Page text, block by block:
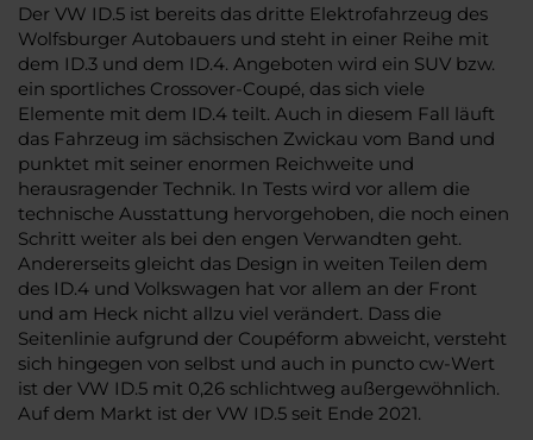
Der VW ID.5 ist bereits das dritte Elektrofahrzeug des
Wolfsburger Autobauers und steht in einer Reihe mit
dem ID.3 und dem ID.4. Angeboten wird ein SUV bzw.
ein sportliches Crossover-Coupé, das sich viele
Elemente mit dem ID.4 teilt. Auch in diesem Fall läuft
das Fahrzeug im sächsischen Zwickau vom Band und
punktet mit seiner enormen Reichweite und
herausragender Technik. In Tests wird vor allem die
technische Ausstattung hervorgehoben, die noch einen
Schritt weiter als bei den engen Verwandten geht.
Andererseits gleicht das Design in weiten Teilen dem
des ID.4 und Volkswagen hat vor allem an der Front
und am Heck nicht allzu viel verändert. Dass die
Seitenlinie aufgrund der Coupéform abweicht, versteht
sich hingegen von selbst und auch in puncto cw-Wert
ist der VW ID.5 mit 0,26 schlichtweg außergewöhnlich.
Auf dem Markt ist der VW ID.5 seit Ende 2021.